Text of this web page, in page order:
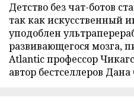
Детство без чат-ботов
так как искусственный
уподоблен
развивающегося мозга,
Atlantic профессор
автор бестселлеров